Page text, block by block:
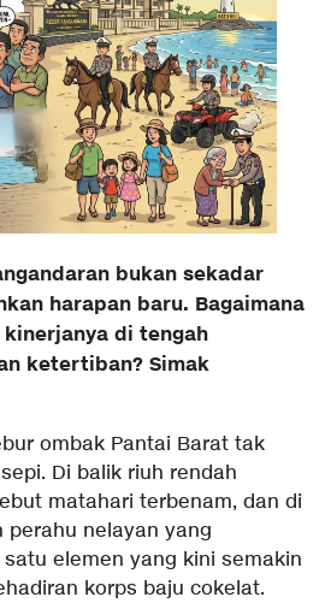
bukan sekadar
harapan baru. Bagaimana
di tengah
ketertiban? Simak
ombak Pantai Barat tak
Di balik riuh rendah
matahari terbenam, dan di
perahu nelayan yang
elemen yang kini semakin
korps baju cokelat.